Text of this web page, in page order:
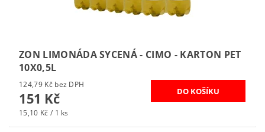
ZON LIMONÁDA SYCENÁ - CIMO - KARTON PET
10X0,5L
124,79 Kč bez DPH
151 Kč
15,10 Kč / 1 ks